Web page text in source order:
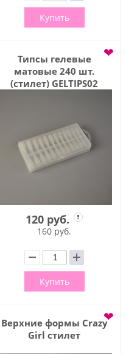
Купить
Типсы гелевые
матовые 240 шт.
(стилет) GELTIPS02
❤
120 руб.
160 руб.
Купить
Верхние формы Crazy
Girl стилет
❤